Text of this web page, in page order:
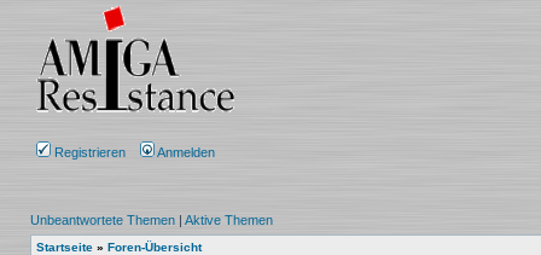
Registrieren Anmelden
Unbeantwortete Themen | Aktive Themen
Startseite » Foren-Übersicht